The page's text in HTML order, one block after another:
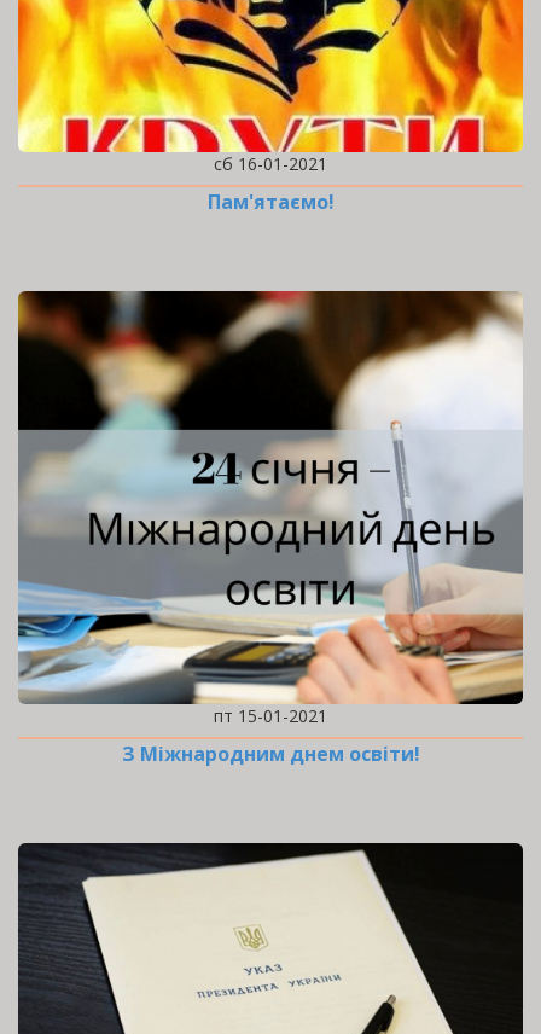
сб 16-01-2021
Пам'ятаємо!
пт 15-01-2021
З Міжнародним днем освіти!